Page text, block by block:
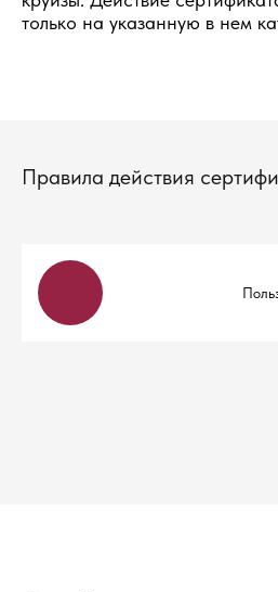
только на указанную в нем
Правила действия